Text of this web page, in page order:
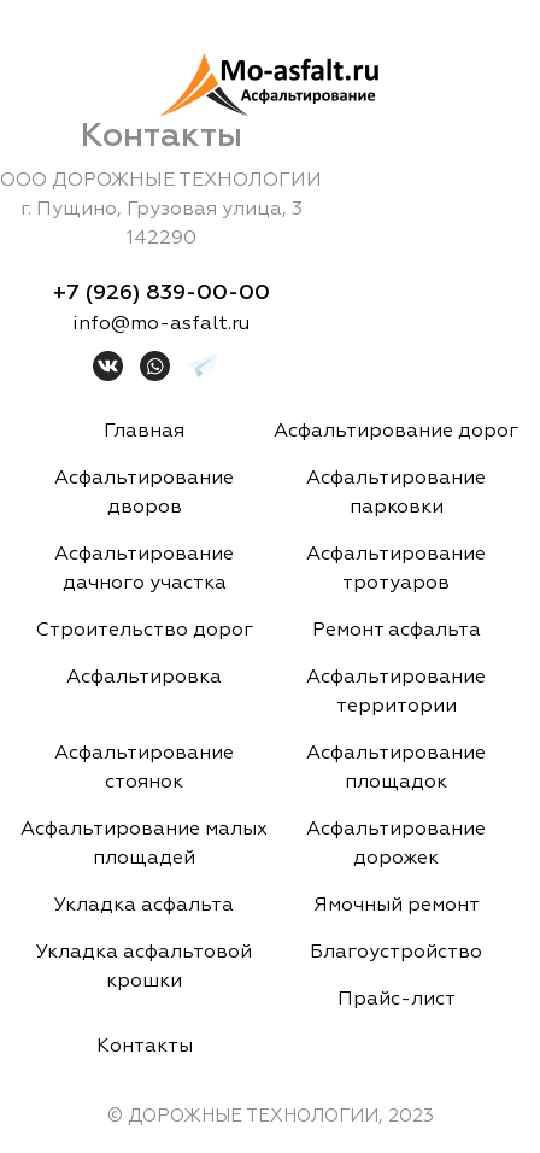
Контакты
ООО ДОРОЖНЫЕ ТЕХНОЛОГИИ
г.
Пущино,
Грузовая улица, 3
142290
+7 (926) 839-00-00
info@mo-asfalt.ru
Главная Асфальтирование дорог
Асфальтирование
дворов
Асфальтирование
парковки
Асфальтирование
дачного участка
Асфальтирование
тротуаров
Строительство дорог Ремонт асфальта
Асфальтировка
Асфальтирование
территории
Асфальтирование
стоянок
Асфальтирование
площадок
Асфальтирование малых
площадей
Асфальтирование
дорожек
Укладка асфальта Ямочный ремонт
Укладка асфальтовой
крошки
Благоустройство
Прайс-лист
Контакты
© ДОРОЖНЫЕ ТЕХНОЛОГИИ, 2023